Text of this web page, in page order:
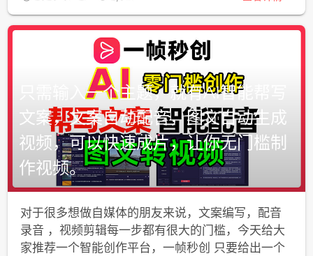
只需输入一个主题，就有AI智能帮写
文案，文案自动配音，图文自动生成
视频，可以快速成片，让你无门槛制
作视频。
对于很多想做自媒体的朋友来说，文案编写，配音
录音 ，视频剪辑每一步都有很大的门槛，今天给大
家推荐一个智能创作平台，一帧秒创 只要给出一个